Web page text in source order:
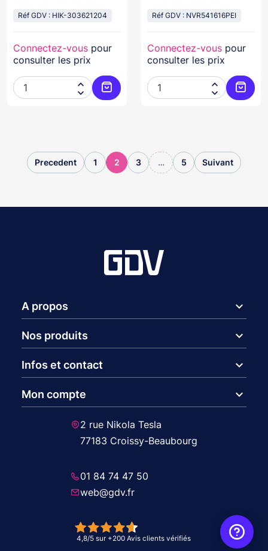
Réf GDV : HIK-303621204
Connectez-vous pour
consulter les prix


Ajouter au panier
Réf GDV : NVR541616PEI
Connectez-vous pour
consulter les prix


Precedent 1 2 3 … 5 Suivant
A propos expand_more
Nos produits expand_more
Infos et contact expand_more
Mon compte expand_more
2 rue Nikola Tesla
77183 Croissy-Beaubourg
01 84 74 47 50
web@gdv.fr